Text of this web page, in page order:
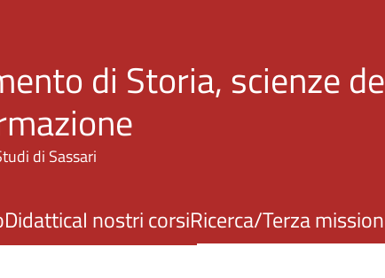
di Storia, scienze
di Sassari
DidatticaI nostri corsiRicerca/Terza